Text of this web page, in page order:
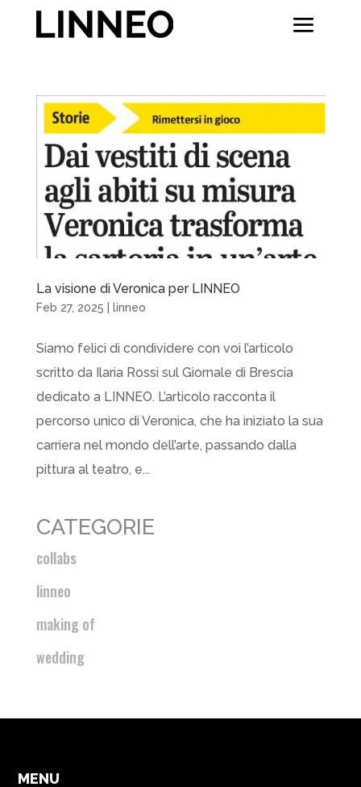
La visione di Veronica per LINNEO
Feb 27, 2025 | linneo
Siamo felici di condividere con voi l’articolo
scritto da Ilaria Rossi sul Giornale di Brescia
dedicato a LINNEO. L’articolo racconta il
percorso unico di Veronica, che ha iniziato la sua
carriera nel mondo dell’arte, passando dalla
pittura al teatro, e...
CATEGORIE
collabs
linneo
making of
wedding
MENU